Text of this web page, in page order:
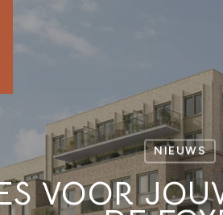
NIEUWS
VOOR